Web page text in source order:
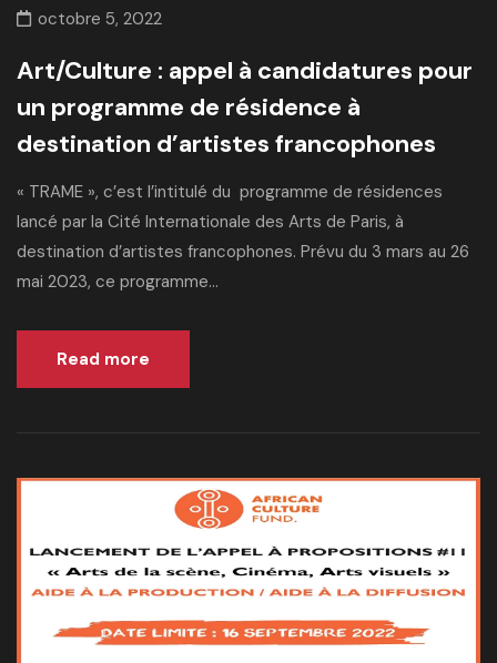
octobre 5, 2022
Art/Culture : appel à candidatures pour
un programme de résidence à
destination d’artistes francophones
« TRAME », c’est l’intitulé du programme de résidences
lancé par la Cité Internationale des Arts de Paris, à
destination d’artistes francophones. Prévu du 3 mars au 26
mai 2023, ce programme...
Read more